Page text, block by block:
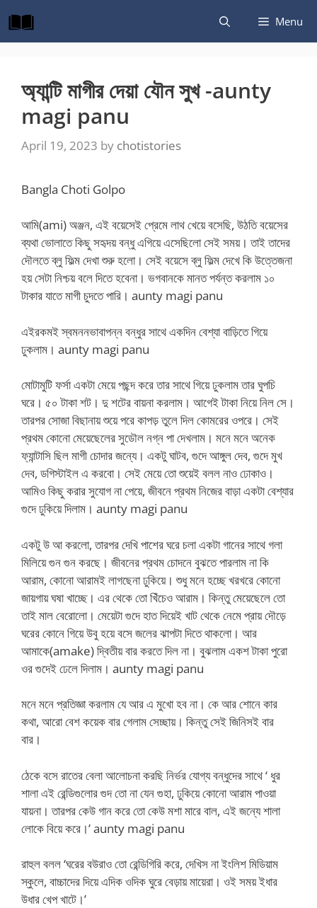
to
content
Menu
অ্যান্টি মাগীর দেয়া যৌন সুখ -aunty
magi panu
April 19, 2023 by chotistories
Bangla Choti Golpo
আমি(ami) অঞ্জন, এই বয়েসেই প্রেমে লাথ খেয়ে বসেছি, উঠতি বয়েসের
ব্যথা ভোলাতে কিছু সহৃদয় বন্ধু এগিয়ে এসেছিলো সেই সময়। তাই তাদের
দৌলতে ব্লু ফিল্ম দেখা শুরু হলো। সেই বয়েসে ব্লু ফিল্ম দেখে কি উত্তেজনা
হয় সেটা নিশ্চয় বলে দিতে হবেনা। ভগবানকে মানত পর্যন্ত করলাম ১০
টাকার যাতে মাগী চুদতে পারি। aunty magi panu
এইরকমই স্বমননভাবাপন্ন বন্ধুর সাথে একদিন বেশ্যা বাড়িতে গিয়ে
ঢুকলাম। aunty magi panu
মোটামুটি ফর্সা একটা মেয়ে পছন্দ করে তার সাথে গিয়ে ঢুকলাম তার ঘুপচি
ঘরে। ৫০ টাকা শট। দু শটের বায়না করলাম। আগেই টাকা নিয়ে নিল সে।
তারপর সোজা বিছানায় শুয়ে পরে কাপড় তুলে দিল কোমরের ওপরে। সেই
প্রথম কোনো মেয়েছেলের সুডৌল নগ্ন পা দেখলাম। মনে মনে অনেক
ফ্যান্টাসি ছিল মাগী চোদার জন্যে। একটু ঘাটব, গুদে আঙ্গুল দেব, গুদে মুখ
দেব, ডগিস্টাইল এ করবো। সেই মেয়ে তো শুয়েই বলল নাও ঢোকাও।
আমিও কিছু করার সুযোগ না পেয়ে, জীবনে প্রথম নিজের বাড়া একটা বেশ্যার
গুদে ঢুকিয়ে দিলাম। aunty magi panu
একটু উ আ করলো, তারপর দেখি পাশের ঘরে চলা একটা গানের সাথে গলা
মিলিয়ে গুন গুন করছে। জীবনের প্রথম চোদনে বুঝতে পারলাম না কি
আরাম, কোনো আরামই লাগছেনা ঢুকিয়ে। শুধু মনে হচ্ছে খরখরে কোনো
জায়গায় ঘষা খাচ্ছে। এর থেকে তো খিঁচেও আরাম। কিন্তু মেয়েছেলে তো
তাই মাল বেরোলো। মেয়েটা গুদে হাত দিয়েই খাট থেকে নেমে প্রায় দৌড়ে
ঘরের কোনে গিয়ে উবু হয়ে বসে জলের ঝাপটা দিতে থাকলো। আর
আমাকে(amake) দ্বিতীয় বার করতে দিল না। বুঝলাম একশ টাকা পুরো
ওর গুদেই ঢেলে দিলাম। aunty magi panu
মনে মনে প্রতিজ্ঞা করলাম যে আর এ মুখো হব না। কে আর শোনে কার
কথা, আরো বেশ কয়েক বার গেলাম সেচ্ছায়। কিন্তু সেই জিনিসই বার
বার।
ঠেকে বসে রাতের বেলা আলোচনা করছি নির্ভর যোগ্য বন্ধুদের সাথে ‘ ধুর
শালা এই রেন্ডিগুলোর গুদ তো না যেন গুহা, ঢুকিয়ে কোনো আরাম পাওয়া
যায়না। তারপর কেউ গান করে তো কেউ মশা মারে বাল, এই জন্যে শালা
লোকে বিয়ে করে।’ aunty magi panu
রাহুল বলল ‘ঘরের বউরাও তো রেন্ডিগিরি করে, দেখিস না ইংলিশ মিডিয়াম
স্কুলে, বাচ্চাদের দিয়ে এদিক ওদিক ঘুরে বেড়ায় মায়েরা। ওই সময় ইধার
উধার খেপ খাটে।’